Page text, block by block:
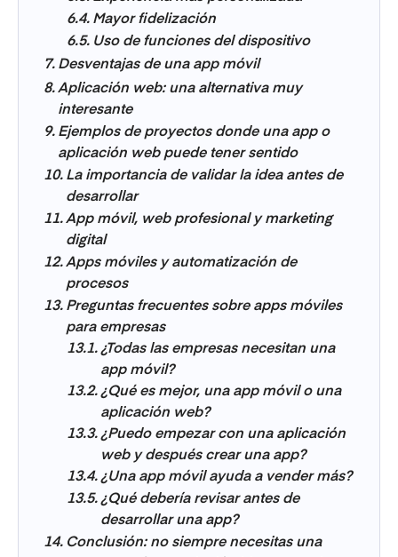
Mayor fidelización
Uso de funciones del dispositivo
Desventajas de una app móvil
Aplicación web: una alternativa muy
interesante
Ejemplos de proyectos donde una app o
aplicación web puede tener sentido
La importancia de validar la idea antes de
desarrollar
App móvil, web profesional y marketing
digital
Apps móviles y automatización de
procesos
Preguntas frecuentes sobre apps móviles
para empresas
¿Todas las empresas necesitan una
app móvil?
¿Qué es mejor, una app móvil o una
aplicación web?
¿Puedo empezar con una aplicación
web y después crear una app?
¿Una app móvil ayuda a vender más?
¿Qué debería revisar antes de
desarrollar una app?
Conclusión: no siempre necesitas una